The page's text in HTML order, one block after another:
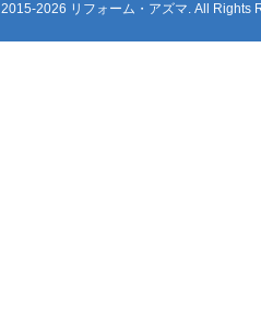
2015-2026 リフォーム・アズマ. All Rights